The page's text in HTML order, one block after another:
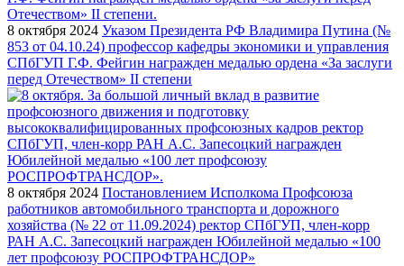
8 октября 2024 Указом Президента РФ Владимира Путина (№
853 от 04.10.24) профессор кафедры экономики и управления
СПбГУП Г.Ф. Фейгин награжден медалью ордена «За заслуги
перед Отечеством» II степени
8 октября 2024 Постановлением Исполкома Профсоюза
работников автомобильного транспорта и дорожного
хозяйства (№ 22 от 11.09.2024) ректор СПбГУП, член-корр
РАН А.С. Запесоцкий награжден Юбилейной медалью «100
лет профсоюзу РОСПРОФТРАНСДОР»